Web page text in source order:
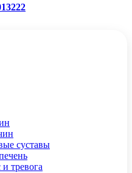
суставы
и тревога